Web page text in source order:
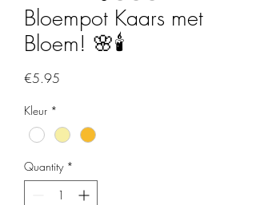
Bloempot Kaars met
Bloem! 🌸🕯️
€5.95
Kleur *
Quantity *